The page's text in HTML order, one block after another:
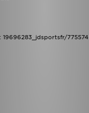
19696283_jdsportsfr/775574